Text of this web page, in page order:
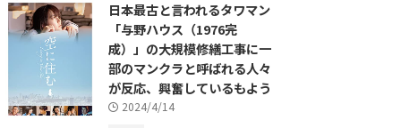
日本最古と言われるタワマン
「与野ハウス（1976完
成）」の大規模修繕工事に一
部のマンクラと呼ばれる人々
が反応、興奮しているもよう
2024/4/14